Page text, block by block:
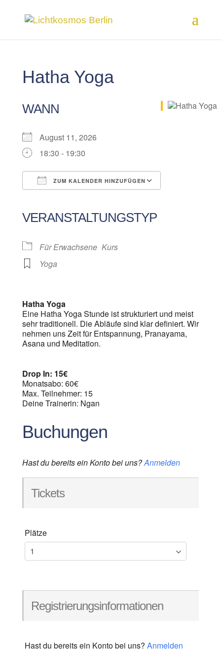
Hatha Yoga
WANN
August 11, 2026
18:30 - 19:30
ZUM KALENDER HINZUFÜGEN
VERANSTALTUNGSTYP
Für Erwachsene Kurs
Yoga
Hatha Yoga
Eine Hatha Yoga Stunde ist strukturiert und meist
sehr traditionell. Die Abläufe sind klar definiert. Wir
nehmen uns Zeit für Entspannung, Pranayama,
Asana und Meditation.
Drop In: 15€
Monatsabo: 60€
Max. Teilnehmer: 15
Deine Trainerin: Ngan
Buchungen
Hast du bereits ein Konto bei uns?Anmelden
Tickets
Plätze
Registrierungsinformationen
Hast du bereits ein Konto bei uns? Anmelden